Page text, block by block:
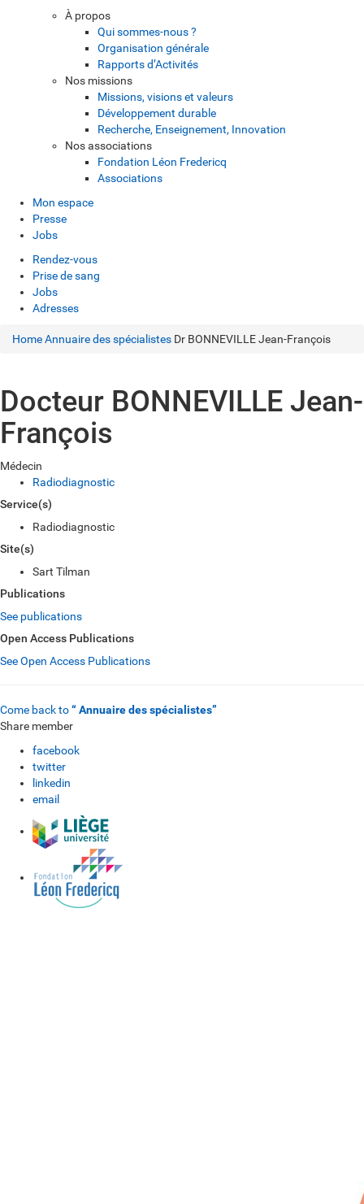
À propos
Qui sommes-nous ?
Organisation générale
Rapports d’Activités
Nos missions
Missions, visions et valeurs
Développement durable
Recherche, Enseignement, Innovation
Nos associations
Fondation Léon Fredericq
Associations
Mon espace
Presse
Jobs
Rendez-vous
Prise de sang
Jobs
Adresses
HomeAnnuaire des spécialistes Dr BONNEVILLE Jean-François
Docteur BONNEVILLE Jean-
François
Médecin
Radiodiagnostic
Service(s)
Radiodiagnostic
Site(s)
Sart Tilman
Publications
See publications
Open Access Publications
See Open Access Publications
Come back to“ Annuaire des spécialistes”
Share member
facebook
twitter
linkedin
email